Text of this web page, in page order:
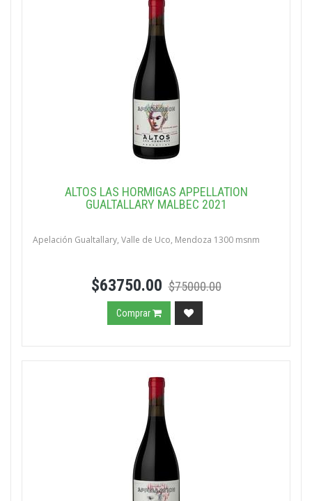
ALTOS LAS HORMIGAS APPELLATION
GUALTALLARY MALBEC 2021
Apelación Gualtallary, Valle de Uco, Mendoza 1300 msnm
$63750.00 $75000.00
Comprar